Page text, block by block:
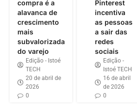
compra é a
alavanca de
crescimento
mais
subvalorizada
do varejo
Edição - Istoé
TECH
20 de abril de
2026
0
Pinterest
incentiva
as pessoas
a sair das
redes
sociais
Edição -
Istoé TECH
16 de abril
de 2026
0